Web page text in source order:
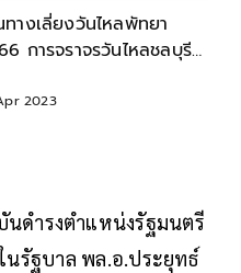
ทางเลี่ยงวันไหลพัทยา
การจราจรวันไหลชลบุรี
2023
ดำรงตำแหน่งรัฐมนตรี
นรัฐบาล พล.อ.ประยุทธ์